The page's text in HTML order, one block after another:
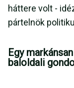
háttere volt -
pártelnök
Egy
baloldali